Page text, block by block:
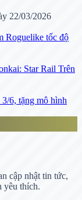
22/03/2026
Roguelike tốc độ
Star Rail Trên
6, tặng mô hình
cập nhật tin tức,
yêu thích.